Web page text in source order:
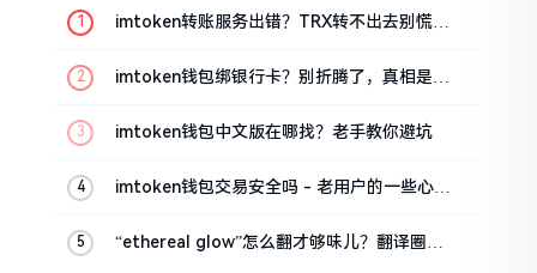
imtoken转账服务出错？TRX转不出去别慌，
imtoken钱包绑银行卡？别折腾了，真相是这
imtoken钱包中文版在哪找？老手教你避坑
imtoken钱包交易安全吗 - 老用户的一些心里
“ethereal glow”怎么翻才够味儿？翻译圈老